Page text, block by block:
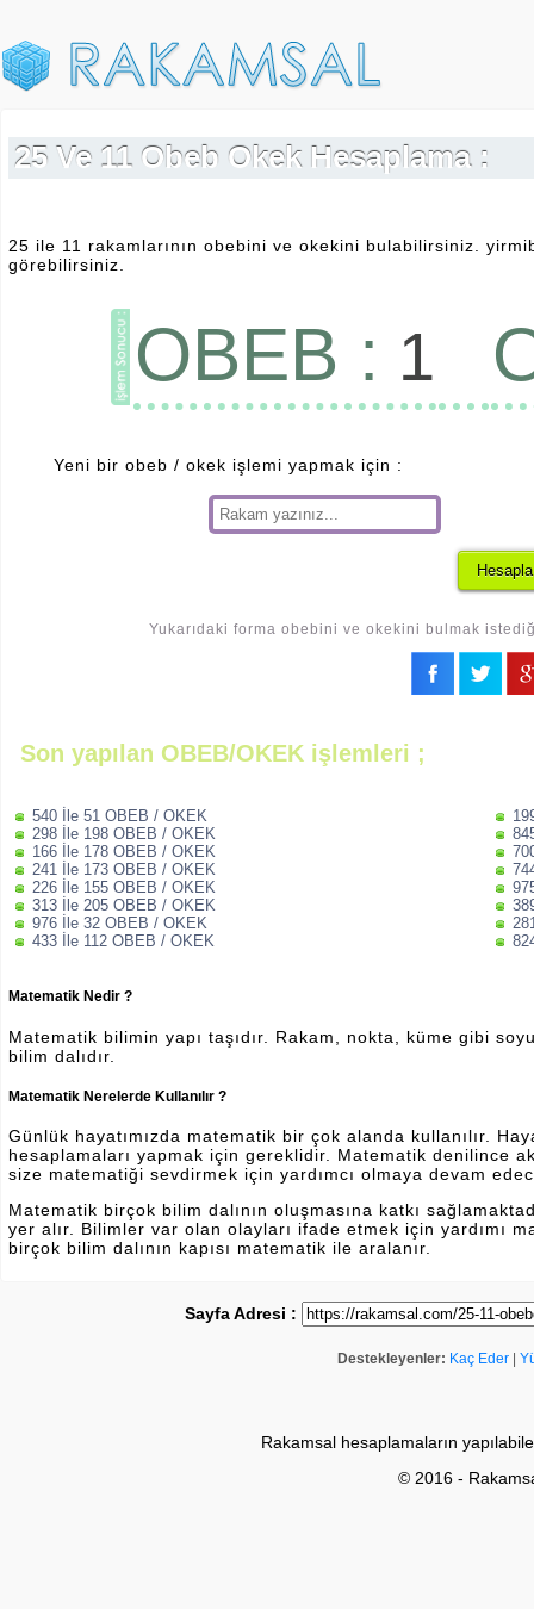
25 Ve 11 Obeb Okek Hesaplama :
25 ile 11 rakamlarının obebini ve okekini bulabilirsiniz.
görebilirsiniz.
OBEB : 1
Yeni bir obeb / okek işlemi yapmak için :
Yukarıdaki forma obebini ve okekini bulmak
Son yapılan OBEB/OKEK işlemleri ;
540 İle 51 OBEB / OKEK
298 İle 198 OBEB / OKEK
166 İle 178 OBEB / OKEK
241 İle 173 OBEB / OKEK
226 İle 155 OBEB / OKEK
313 İle 205 OBEB / OKEK
976 İle 32 OBEB / OKEK
433 İle 112 OBEB / OKEK
Matematik Nedir ?
Matematik bilimin yapı taşıdır. Rakam, nokta, küme gibi
bilim dalıdır.
Matematik Nerelerde Kullanılır ?
Günlük hayatımızda matematik bir çok alanda kullanılır.
hesaplamaları yapmak için gereklidir. Matematik denilince
size matematiği sevdirmek için yardımcı olmaya devam
Matematik birçok bilim dalının oluşmasına katkı
yer alır. Bilimler var olan olayları ifade etmek için yardımı
birçok bilim dalının kapısı matematik ile aralanır.
Sayfa Adresi :
Destekleyenler: Kaç Eder
Rakamsal hesaplamaların
© 2016 -